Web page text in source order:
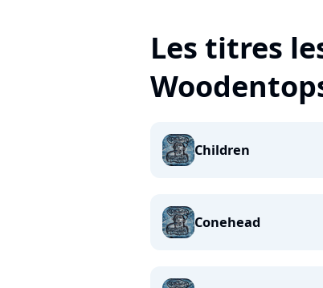
Les titres
Children
Conehead